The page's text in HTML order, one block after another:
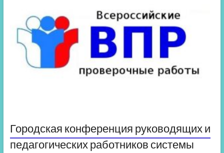
Городская конференция руководящих и
педагогических работников системы